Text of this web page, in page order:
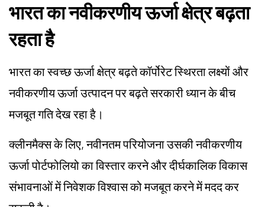
भारत का नवीकरणीय ऊर्जा क्षेत्र बढ़ता
रहता है
भारत का स्वच्छ ऊर्जा क्षेत्र बढ़ते कॉर्पोरेट स्थिरता लक्ष्यों और
नवीकरणीय ऊर्जा उत्पादन पर बढ़ते सरकारी ध्यान के बीच
मजबूत गति देख रहा है।
क्लीनमैक्स के लिए, नवीनतम परियोजना उसकी नवीकरणीय
ऊर्जा पोर्टफोलियो का विस्तार करने और दीर्घकालिक विकास
संभावनाओं में निवेशक विश्वास को मजबूत करने में मदद कर